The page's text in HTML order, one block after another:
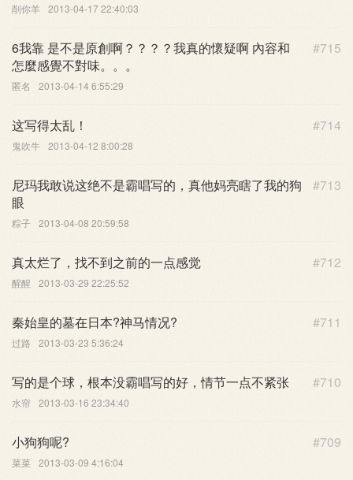
削你羊 2013-04-17 22:40:03
#715
6我靠 是不是原創啊？？？？我真的懷疑啊 內容和
怎麼感覺不對味。。。
匿名 2013-04-14 6:55:29
#714
这写得太乱！
鬼吹牛 2013-04-12 8:00:28
#713
尼玛我敢说这绝不是霸唱写的，真他妈亮瞎了我的狗
眼
粽子 2013-04-08 20:59:58
#712
真太烂了，找不到之前的一点感觉
醒醒 2013-03-29 22:25:52
#711
秦始皇的墓在日本?神马情况?
过路 2013-03-23 5:36:24
#710
写的是个球，根本没霸唱写的好，情节一点不紧张
水帘 2013-03-16 23:34:40
#709
小狗狗呢?
菜菜 2013-03-09 4:16:04